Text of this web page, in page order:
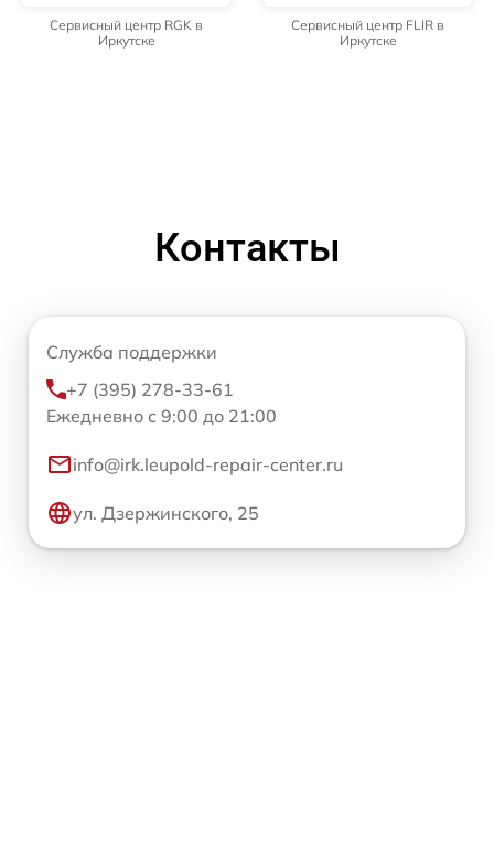
Сервисный центр RGK в
Иркутске
Сервисный центр FLIR в
Иркутске
Контакты
Служба поддержки
+7 (395) 278-33-61
Ежедневно с 9:00 до 21:00
info@irk.leupold-repair-center.ru
ул. Дзержинского, 25